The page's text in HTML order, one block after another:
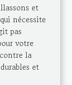
et
nécessite
pas
votre
la
et